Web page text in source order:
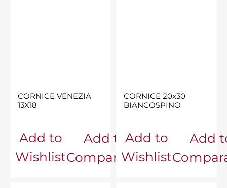
CORNICE VENEZIA
13X18
Add to
Wishlist
Add to
Comparator
CORNICE 20x30
BIANCOSPINO
Add to
Wishlist
Add